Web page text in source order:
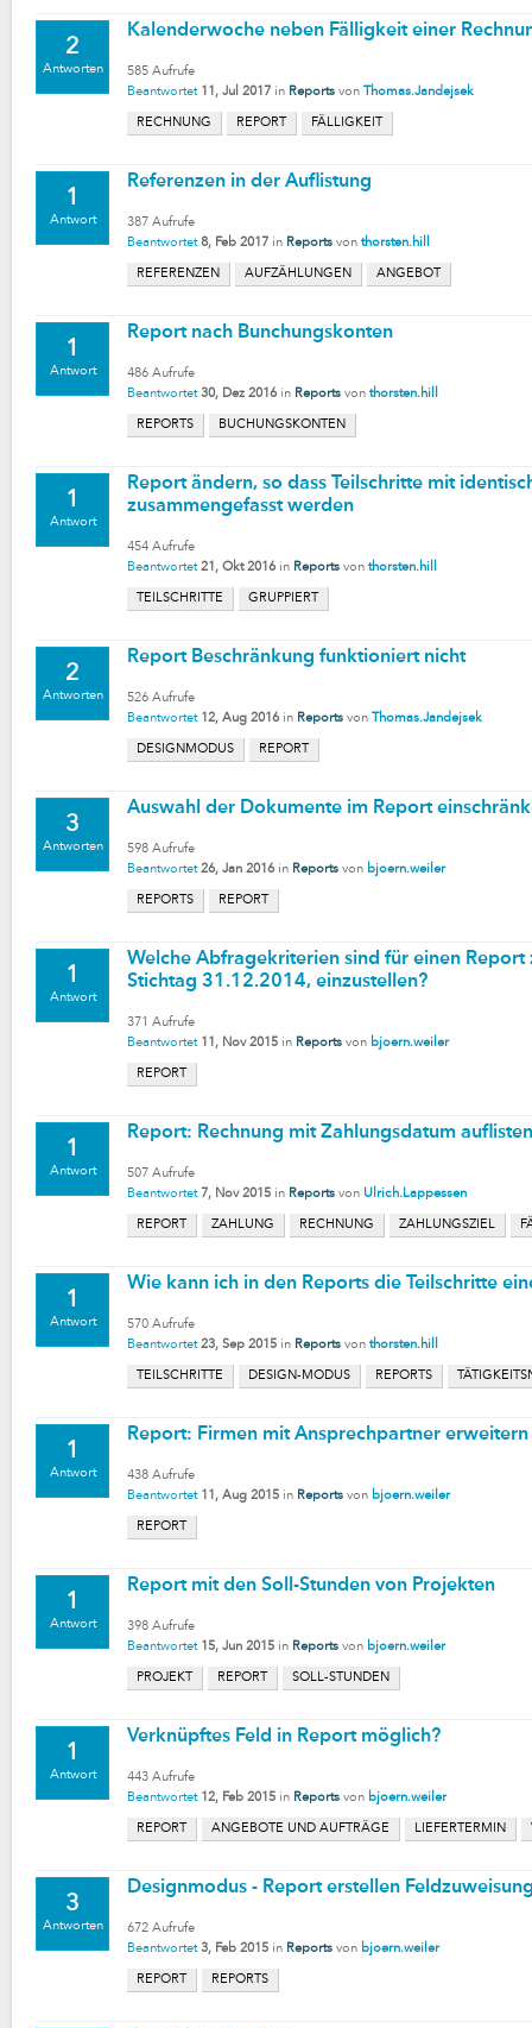
2
Antworten
Kalenderwoche neben Fälligkeit einer
585 Aufrufe
Beantwortet 11, Jul 2017 in Reports von Thomas.Jandejsek
RECHNUNG REPORT FÄLLIGKEIT
1
Antwort
Referenzen in der Auflistung
387 Aufrufe
Beantwortet 8, Feb 2017 in Reports von thorsten.hill
REFERENZEN AUFZÄHLUNGEN ANGEBOT
1
Antwort
Report nach Bunchungskonten
486 Aufrufe
Beantwortet 30, Dez 2016 in Reports von thorsten.hill
REPORTS BUCHUNGSKONTEN
1
Antwort
Report ändern, so dass Teilschritte mit
zusammengefasst werden
454 Aufrufe
Beantwortet 21, Okt 2016 in Reports von thorsten.hill
TEILSCHRITTE GRUPPIERT
2
Antworten
Report Beschränkung funktioniert nicht
526 Aufrufe
Beantwortet 12, Aug 2016 in Reports von Thomas.Jandejsek
DESIGNMODUS REPORT
3
Antworten
Auswahl der Dokumente im Report
598 Aufrufe
Beantwortet 26, Jan 2016 in Reports von bjoern.weiler
REPORTS REPORT
1
Antwort
Welche Abfragekriterien sind für einen Report
Stichtag 31.12.2014, einzustellen?
371 Aufrufe
Beantwortet 11, Nov 2015 in Reports von bjoern.weiler
REPORT
1
Antwort
Report: Rechnung mit Zahlungsdatum auflisten
507 Aufrufe
Beantwortet 7, Nov 2015 in Reports von Ulrich.Lappessen
REPORT ZAHLUNG RECHNUNG ZAHLUNGSZIEL
1
Antwort
Wie kann ich in den Reports die Teilschritte
570 Aufrufe
Beantwortet 23, Sep 2015 in Reports von thorsten.hill
TEILSCHRITTE DESIGN-MODUS REPORTS
1
Antwort
Report: Firmen mit Ansprechpartner erweitern
438 Aufrufe
Beantwortet 11, Aug 2015 in Reports von bjoern.weiler
REPORT
1
Antwort
Report mit den Soll-Stunden von Projekten
398 Aufrufe
Beantwortet 15, Jun 2015 in Reports von bjoern.weiler
PROJEKT REPORT SOLL-STUNDEN
1
Antwort
Verknüpftes Feld in Report möglich?
443 Aufrufe
Beantwortet 12, Feb 2015 in Reports von bjoern.weiler
REPORT ANGEBOTE UND AUFTRÄGE LIEFERTERMIN
3
Antworten
Designmodus - Report erstellen
672 Aufrufe
Beantwortet 3, Feb 2015 in Reports von bjoern.weiler
REPORT REPORTS